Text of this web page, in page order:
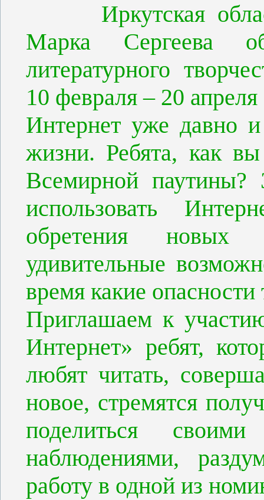
Иркутская
Марка Сергеева
литературного
10 февраля – 20
Интернет уже давно
жизни. Ребята, как
Всемирной паутины?
использовать
обретения новых
удивительные
время какие опасности
Приглашаем к
Интернет» ребят,
любят читать,
новое, стремятся
поделиться
наблюдениями,
работу в одной из